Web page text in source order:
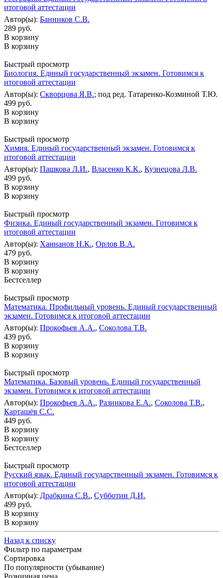
итоговой аттестации
Автор(ы): Банников С.В.
289 руб.
В корзину
В корзину
Быстрый просмотр
Биология. Единый государственный экзамен. Готовимся к
итоговой аттестации
Автор(ы): Скворцова Я.В.; под ред. Татаренко-Козминой Т.Ю.
499 руб.
В корзину
В корзину
Быстрый просмотр
Химия. Единый государственный экзамен. Готовимся к
итоговой аттестации
Автор(ы): Пашкова Л.И., Власенко К.К., Кузнецова Л.В.
499 руб.
В корзину
В корзину
Быстрый просмотр
Физика. Единый государственный экзамен. Готовимся к
итоговой аттестации
Автор(ы): Ханнанов Н.К., Орлов В.А.
479 руб.
В корзину
В корзину
Бестселлер
Быстрый просмотр
Математика. Профильный уровень. Единый государственный
экзамен. Готовимся к итоговой аттестации
Автор(ы): Прокофьев А.А., Соколова Т.В.
439 руб.
В корзину
В корзину
Быстрый просмотр
Математика. Базовый уровень. Единый государственный
экзамен. Готовимся к итоговой аттестации
Автор(ы): Прокофьев А.А., Разинкова Е.А., Соколова Т.В.,
Карташёв С.С.
449 руб.
В корзину
В корзину
Бестселлер
Быстрый просмотр
Русский язык. Единый государственный экзамен. Готовимся к
итоговой аттестации
Автор(ы): Драбкина С.В., Субботин Д.И.
499 руб.
В корзину
В корзину
Назад к списку
Фильтр по параметрам
Сортировка
По популярности (убывание)
Розничная цена